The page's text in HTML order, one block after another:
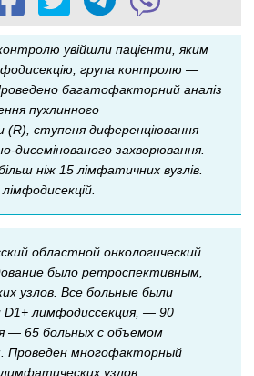
контролю увійшли пацієнти, яким
група контролю —
багатофакторний аналіз
пухлинного
(R), ступеня диференціювання
дисемінованого захворювання.
ніж 15 лімфатичних вузлів.
областной онкологический
было ретроспективным,
узлов. Все больные были
D1+ лимфодиссекция, — 90
— 65 больных с объемом
Проведен многофакторный
узлов,